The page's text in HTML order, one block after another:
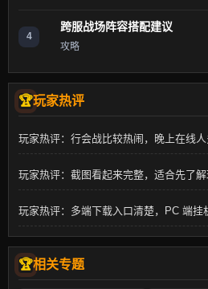
4
跨服战场阵容搭配建议
攻略
玩家热评
玩家热评：行会战比较热闹，晚上在线人
玩家热评：截图看起来完整，适合先了解
玩家热评：多端下载入口清楚，PC 端挂
相关专题